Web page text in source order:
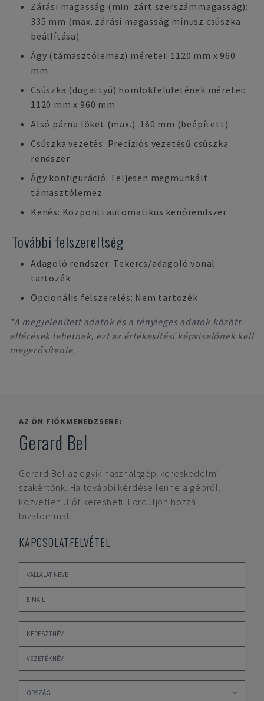
Zárási magasság (min. zárt szerszámmagasság):
335 mm (max. zárási magasság mínusz csúszka
beállítása)
Ágy (támasztólemez) méretei: 1120 mm x 960
mm
Csúszka (dugattyú) homlokfelületének méretei:
1120 mm x 960 mm
Alsó párna löket (max.): 160 mm (beépített)
Csúszka vezetés: Precíziós vezetésű csúszka
rendszer
Ágy konfiguráció: Teljesen megmunkált
támasztólemez
Kenés: Központi automatikus kenőrendszer
További felszereltség
Adagoló rendszer: Tekercs/adagoló vonal
tartozék
Opcionális felszerelés: Nem tartozék
*A megjelenített adatok és a tényleges adatok között
eltérések lehetnek, ezt az értékesítési képviselőnek kell
megerősítenie.
AZ ÖN FIÓKMENEDZSERE:
Gerard Bel
Gerard Bel az egyik használtgép-kereskedelmi
szakértőnk. Ha további kérdése lenne a gépről,
közvetlenül őt keresheti. Forduljon hozzá
bizalommal.
KAPCSOLATFELVÉTEL